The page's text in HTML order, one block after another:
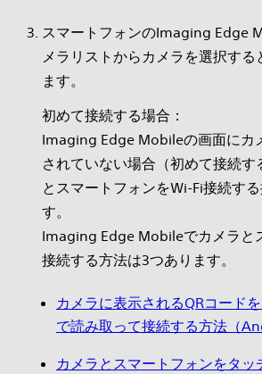
スマートフォンのImaging Edge
メラリストからカメラを選択する
ます。
初めて接続する場合：
Imaging Edge Mobileの画面にカ
されていない場合（初めて接続す
とスマートフォンをWi-Fi接続す
す。
Imaging Edge Mobileでカメラと
接続する方法は3つあります。
カメラに表示されるQRコード
で読み取って接続する方法（
カメラとスマートフォンをタッ